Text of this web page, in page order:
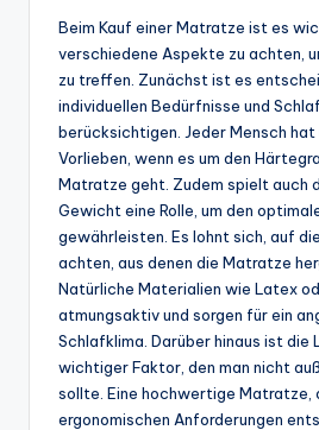
Beim Kauf einer Matratze ist es
verschiedene Aspekte zu achten,
zu treffen. Zunächst ist es
individuellen Bedürfnisse und
berücksichtigen. Jeder Mensch
Vorlieben, wenn es um den
Matratze geht. Zudem spielt auch
Gewicht eine Rolle, um den
gewährleisten. Es lohnt sich, auf
achten, aus denen die Matratze
Natürliche Materialien wie Latex
atmungsaktiv und sorgen für ein
Schlafklima. Darüber hinaus ist die
wichtiger Faktor, den man nicht
sollte. Eine hochwertige Matratze,
ergonomischen Anforderungen